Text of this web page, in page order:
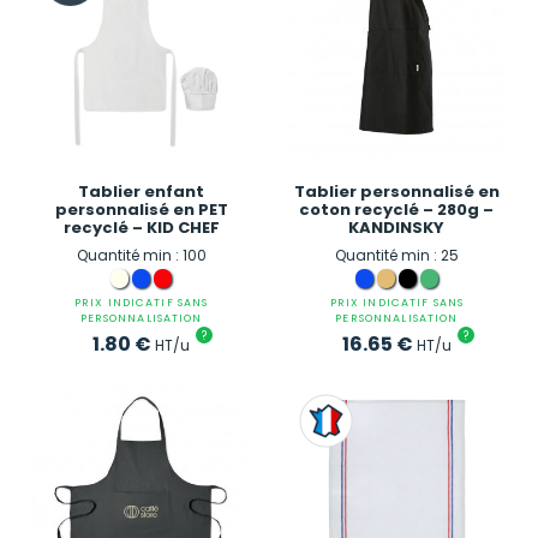
Tablier enfant
personnalisé en PET
recyclé – KID CHEF
Quantité min : 100
PRIX INDICATIF SANS
PERSONNALISATION
1.80 € HT/u ?
Tablier personnalisé en
coton recyclé – 280g –
KANDINSKY
Quantité min : 25
PRIX INDICATIF SANS
PERSONNALISATION
16.65 € HT/u ?